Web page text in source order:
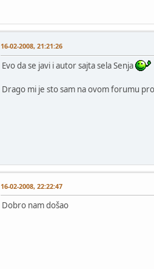
16-02-2008, 21:21:26
Evo da se javi i autor sajta sela Senja
Drago mi je sto sam na ovom forumu
16-02-2008, 22:22:47
Dobro nam došao